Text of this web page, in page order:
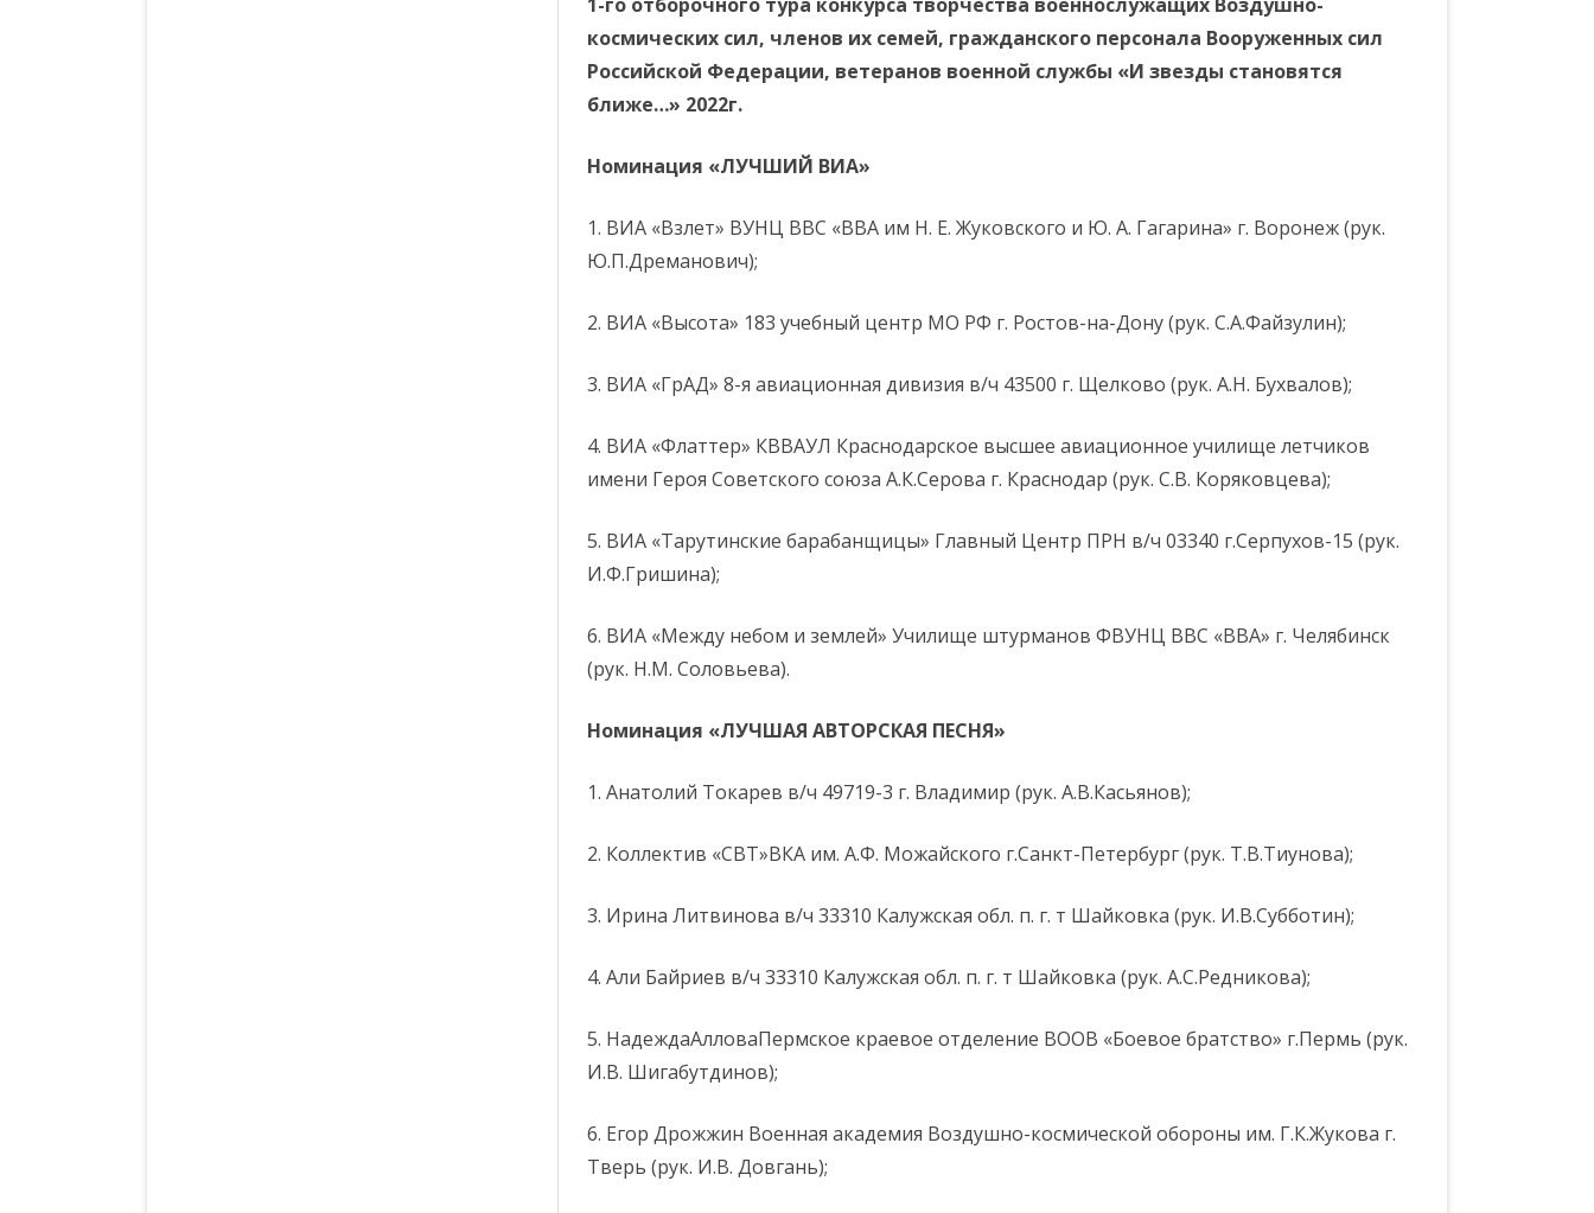
ОТДЕЛЕНИЕ
ХОЗЯЙСТВЕННАЯ ЧАСТЬ
космических сил, членов их семей, гражданского персонала Вооруженных сил
Российской Федерации, ветеранов военной службы «И звезды становятся
ближе…» 2022г.
Номинация «ЛУЧШИЙ ВИА»
1. ВИА «Взлет» ВУНЦ ВВС «ВВА им Н. Е. Жуковского и Ю. А. Гагарина» г. Воронеж (рук.
Ю.П.Дреманович);
2. ВИА «Высота» 183 учебный центр МО РФ г. Ростов-на-Дону (рук. С.А.Файзулин);
3. ВИА «ГрАД» 8-я авиационная дивизия в/ч 43500 г. Щелково (рук. А.Н. Бухвалов);
4. ВИА «Флаттер» КВВАУЛ Краснодарское высшее авиационное училище летчиков
имени Героя Советского союза А.К.Серова г. Краснодар (рук. С.В. Коряковцева);
5. ВИА «Тарутинские барабанщицы» Главный Центр ПРН в/ч 03340 г.Серпухов-15 (рук.
И.Ф.Гришина);
6. ВИА «Между небом и землей» Училище штурманов ФВУНЦ ВВС «ВВА» г. Челябинск
(рук. Н.М. Соловьева).
Номинация «ЛУЧШАЯ АВТОРСКАЯ ПЕСНЯ»
1. Анатолий Токарев в/ч 49719-3 г. Владимир (рук. А.В.Касьянов);
2. Коллектив «СВТ»ВКА им. А.Ф. Можайского г.Санкт-Петербург (рук. Т.В.Тиунова);
3. Ирина Литвинова в/ч 33310 Калужская обл. п. г. т Шайковка (рук. И.В.Субботин);
4. Али Байриев в/ч 33310 Калужская обл. п. г. т Шайковка (рук. А.С.Редникова);
5. НадеждаАлловаПермское краевое отделение ВООВ «Боевое братство» г.Пермь (рук.
И.В. Шигабутдинов);
6. Егор Дрожжин Военная академия Воздушно-космической обороны им. Г.К.Жукова г.
Тверь (рук. И.В. Довгань);